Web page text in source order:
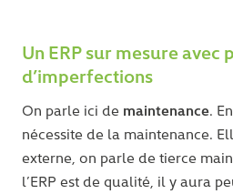
Un ERP sur mesure avec
d’imperfections
On parle ici de maintenance.
nécessite de la maintenance.
externe, on parle de tierce
l’ERP est de qualité, il y aura